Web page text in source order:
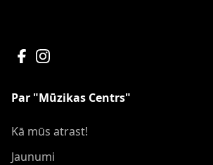
Par "Mūzikas Centrs"
Kā mūs atrast!
Jaunumi